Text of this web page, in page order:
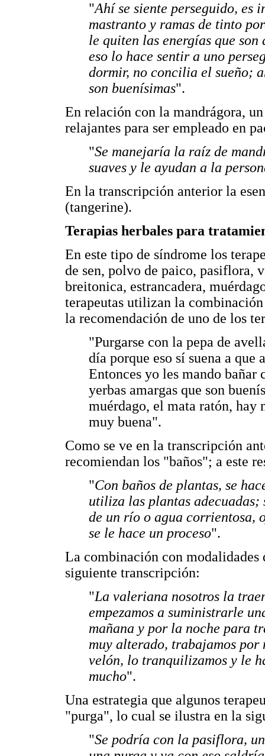
"Ahí se siente perseguido, es
mastranto y ramas de tinto
le quiten las energías que son
eso lo hace sentir a uno
dormir, no concilia el sueño;
son buenísimas".
En relación con la mandrágora,
relajantes para ser empleado en
"Se manejaría la raíz de
suaves y le ayudan a la
En la transcripción anterior la
(tangerine).
Terapias herbales para
En este tipo de síndrome los
de sen, polvo de paico, pasiflora,
breitonica, estrancadera,
terapeutas utilizan la
la recomendación de uno de los
"Purgarse con la pepa de
día porque eso sí suena a que
Entonces yo les mando
yerbas amargas que son
muérdago, el mata ratón, hay
muy buena".
Como se ve en la transcripción
recomiendan los "baños"; a este
"Con baños de plantas, se
utiliza las plantas
de un río o agua corrientosa,
se le hace un proceso".
La combinación con modalidades
siguiente transcripción:
"La valeriana nosotros la
empezamos a suministrarle
mañana y por la noche para
muy alterado, trabajamos por
velón, lo tranquilizamos y le
mucho".
Una estrategia que algunos
"purga", lo cual se ilustra en la
"Se podría con la pasiflora,